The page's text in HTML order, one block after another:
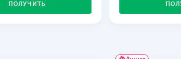
ПОЛУЧИТЬ